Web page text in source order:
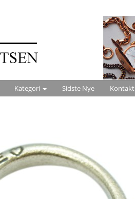
Kategori Sidste Nye Kontakt